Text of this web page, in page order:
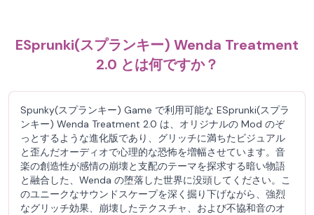
ESprunki(スプランキー) Wenda Treatment
2.0 とは何ですか？
Spunky(スプランキー) Game で利用可能な ESprunki(スプラ
ンキー) Wenda Treatment 2.0 は、オリジナルの Mod のぞ
っとするような進化版であり、グリッチに満ちたビジュアル
と歪んだオーディオで心理的な恐怖を増幅させています。音
楽の創造性が感情の崩壊と支配のテーマを探求する暗い物語
と融合した、Wenda の堕落した世界に没頭してください。こ
のユニークなサウンドスケープを深く掘り下げながら、強烈
なグリッチ効果、崩壊したテクスチャ、および不協和音のオ